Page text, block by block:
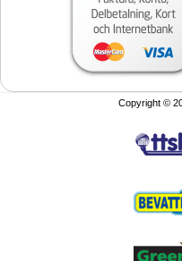
Copyright ©